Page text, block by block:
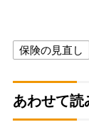
保険の見直し
あわせて読